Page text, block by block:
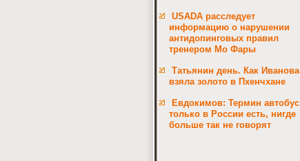
USADA расследует
информацию о нарушении
антидопинговых правил
тренером Мо Фары
Татьянин день. Как Иванова
взяла золото в Пхенчхане
Евдокимов: Термин автобус
только в России есть, нигде
больше так не говорят